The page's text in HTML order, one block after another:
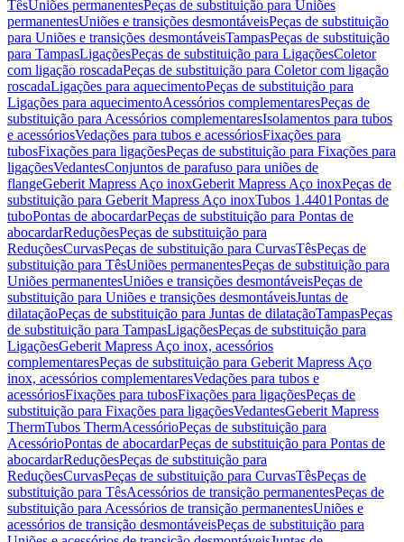
TêsUniões permanentesPeças de substituição para Uniões
permanentesUniões e transições desmontáveisPeças de substituição
para Uniões e transições desmontáveisTampasPeças de substituição
para TampasLigaçõesPeças de substituição para LigaçõesColetor
com ligação roscadaPeças de substituição para Coletor com ligação
roscadaLigações para aquecimentoPeças de substituição para
Ligações para aquecimentoAcessórios complementaresPeças de
substituição para Acessórios complementaresIsolamentos para tubos
e acessóriosVedações para tubos e acessóriosFixações para
tubosFixações para ligaçõesPeças de substituição para Fixações para
ligaçõesVedantesConjuntos de parafuso para uniões de
flangeGeberit Mapress Aço inoxGeberit Mapress Aço inoxPeças de
substituição para Geberit Mapress Aço inoxTubos 1.4401Pontas de
tuboPontas de abocardarPeças de substituição para Pontas de
abocardarReduçõesPeças de substituição para
ReduçõesCurvasPeças de substituição para CurvasTêsPeças de
substituição para TêsUniões permanentesPeças de substituição para
Uniões permanentesUniões e transições desmontáveisPeças de
substituição para Uniões e transições desmontáveisJuntas de
dilataçãoPeças de substituição para Juntas de dilataçãoTampasPeças
de substituição para TampasLigaçõesPeças de substituição para
LigaçõesGeberit Mapress Aço inox, acessórios
complementaresPeças de substituição para Geberit Mapress Aço
inox, acessórios complementaresVedações para tubos e
acessóriosFixações para tubosFixações para ligaçõesPeças de
substituição para Fixações para ligaçõesVedantesGeberit Mapress
ThermTubos ThermAcessórioPeças de substituição para
AcessórioPontas de abocardarPeças de substituição para Pontas de
abocardarReduçõesPeças de substituição para
ReduçõesCurvasPeças de substituição para CurvasTêsPeças de
substituição para TêsAcessórios de transição permanentesPeças de
substituição para Acessórios de transição permanentesUniões e
acessórios de transição desmontáveisPeças de substituição para